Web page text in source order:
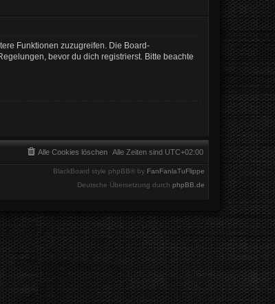
Funktionen zuzugreifen. Die Board-
bevor du dich registrierst. Bitte beachte
Alle Zeiten sind UTC+02:00
Alle Cookies löschen
BlackBoard style phpBB® by FanFanlaTuFlippe
Deutsche Übersetzung durch phpBB.de